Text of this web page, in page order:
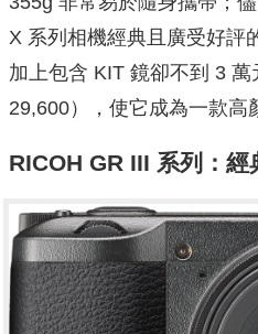
X 系列相機經典且廣受好評
加上包含 KIT 鏡卻不到 3 萬
29,600），使它成為一款高
RICOH GR III 系列：經